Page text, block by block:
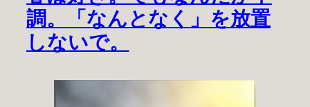
調。「なんとなく」を放置
しないで。